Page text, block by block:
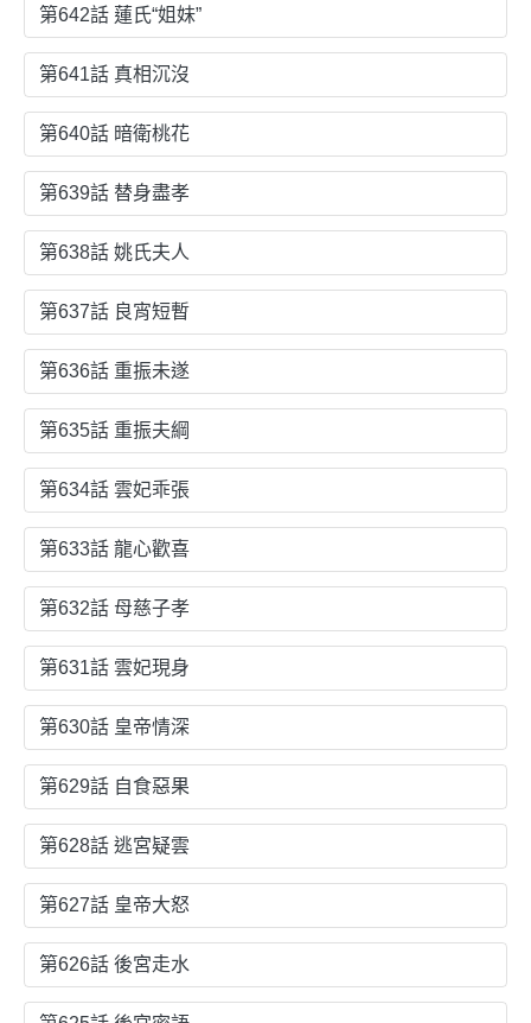
第642話 蓮氏“姐妹”
第641話 真相沉沒
第640話 暗衛桃花
第639話 替身盡孝
第638話 姚氏夫人
第637話 良宵短暫
第636話 重振未遂
第635話 重振夫綱
第634話 雲妃乖張
第633話 龍心歡喜
第632話 母慈子孝
第631話 雲妃現身
第630話 皇帝情深
第629話 自食惡果
第628話 逃宮疑雲
第627話 皇帝大怒
第626話 後宮走水